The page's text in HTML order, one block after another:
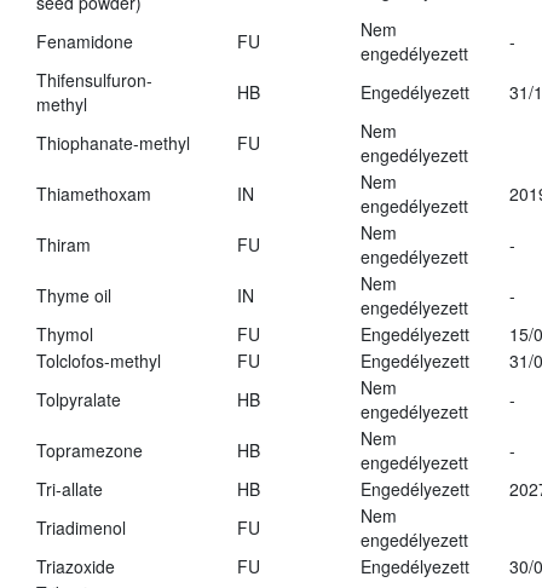
Fenamidone FU
Nem
engedélyezett
-
Thifensulfuron-
methyl
HB Engedélyezett 31/
Thiophanate-methyl FU
Nem
engedélyezett
Thiamethoxam
IN
Nem
engedélyezett
Thiram FU
Nem
engedélyezett
-
Thyme oil IN
Nem
engedélyezett
-
Thymol
FU Engedélyezett
15/
Tolclofos-methyl
FU Engedélyezett
31/
Tolpyralate
HB
Nem
engedélyezett
-
Topramezone HB
Nem
engedélyezett
-
Tri-allate
HB Engedélyezett
Triadimenol
FU
Nem
engedélyezett
Triazoxide
FU Engedélyezett
30/